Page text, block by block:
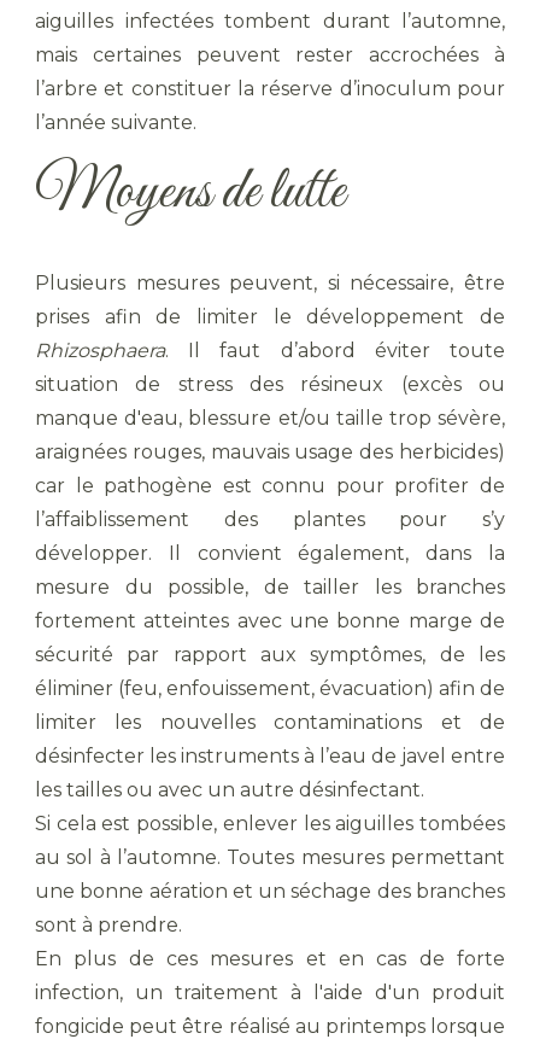
aiguilles infectées tombent durant l’automne,
mais certaines peuvent rester accrochées à
l’arbre et constituer la réserve d’inoculum pour
l’année suivante.
Moyens de lutte
Plusieurs mesures peuvent, si nécessaire, être
prises afin de limiter le développement de
Rhizosphaera. Il faut d’abord éviter toute
situation de stress des résineux (excès ou
manque d'eau, blessure et/ou taille trop sévère,
araignées rouges, mauvais usage des herbicides)
car le pathogène est connu pour profiter de
l’affaiblissement des plantes pour s’y
développer. Il convient également, dans la
mesure du possible, de tailler les branches
fortement atteintes avec une bonne marge de
sécurité par rapport aux symptômes, de les
éliminer (feu, enfouissement, évacuation) afin de
limiter les nouvelles contaminations et de
désinfecter les instruments à l’eau de javel entre
les tailles ou avec un autre désinfectant.
Si cela est possible, enlever les aiguilles tombées
au sol à l’automne. Toutes mesures permettant
une bonne aération et un séchage des branches
sont à prendre.
En plus de ces mesures et en cas de forte
infection, un traitement à l'aide d'un produit
fongicide peut être réalisé au printemps lorsque